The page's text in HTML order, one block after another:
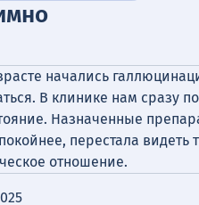
начались
В клинике нам сразу
Назначенные
перестала видеть
отношение.